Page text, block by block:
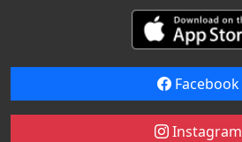
Facebook
Instagram